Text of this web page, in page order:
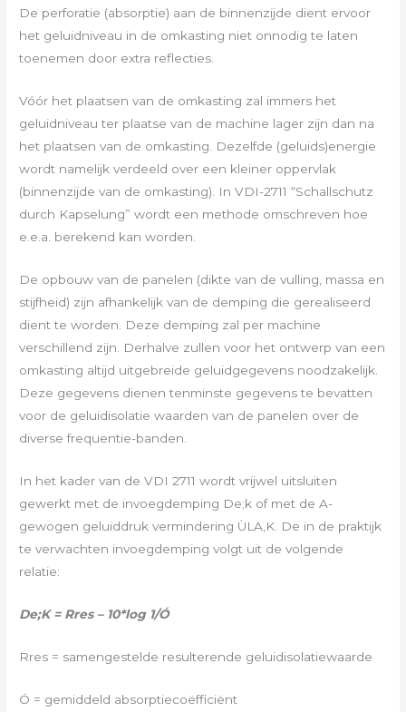
De perforatie (absorptie) aan de binnenzijde dient ervoor
het geluidniveau in de omkasting niet onnodig te laten
toenemen door extra reflecties.
Vóór het plaatsen van de omkasting zal immers het
geluidniveau ter plaatse van de machine lager zijn dan na
het plaatsen van de omkasting. Dezelfde (geluids)energie
wordt namelijk verdeeld over een kleiner oppervlak
(binnenzijde van de omkasting). In VDI-2711 “Schallschutz
durch Kapselung” wordt een methode omschreven hoe
e.e.a. berekend kan worden.
De opbouw van de panelen (dikte van de vulling, massa en
stijfheid) zijn afhankelijk van de demping die gerealiseerd
dient te worden. Deze demping zal per machine
verschillend zijn. Derhalve zullen voor het ontwerp van een
omkasting altijd uitgebreide geluidgegevens noodzakelijk.
Deze gegevens dienen tenminste gegevens te bevatten
voor de geluidisolatie waarden van de panelen over de
diverse frequentie-banden.
In het kader van de VDI 2711 wordt vrijwel uitsluiten
gewerkt met de invoegdemping De;k of met de A-
gewogen geluiddruk vermindering ÙLA,K. De in de praktijk
te verwachten invoegdemping volgt uit de volgende
relatie:
De;K = Rres – 10*log 1/Ó
Rres = samengestelde resulterende geluidisolatiewaarde
Ó = gemiddeld absorptiecoëfficiënt